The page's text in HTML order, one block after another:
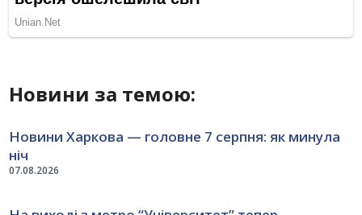
Новини за темою:
07.08.2026
Новини Харкова — головне 7 серпня: як минула
ніч